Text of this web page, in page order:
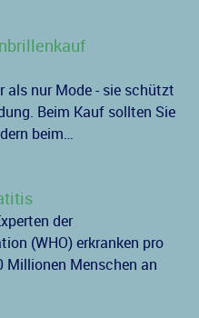
als nur Mode - sie schützt
Beim Kauf sollten Sie
beim…
der
(WHO) erkranken pro
Millionen Menschen an